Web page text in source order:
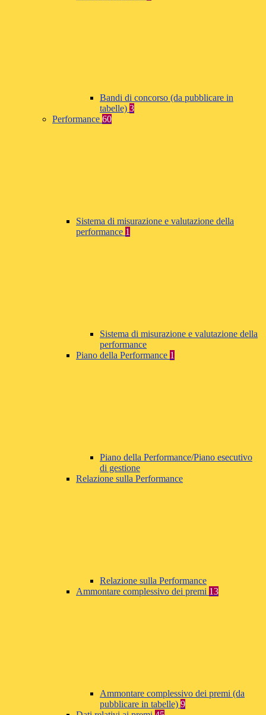
Bandi di concorso (da pubblicare in
tabelle) 3
Performance 60
Sistema di misurazione e valutazione della
performance 1
Sistema di misurazione e valutazione della
performance
Piano della Performance 1
Piano della Performance/Piano esecutivo
di gestione
Relazione sulla Performance
Relazione sulla Performance
Ammontare complessivo dei premi 13
Ammontare complessivo dei premi (da
pubblicare in tabelle) 9